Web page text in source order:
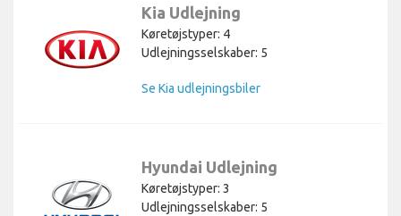
Kia Udlejning
Køretøjstyper: 4
Udlejningsselskaber: 5
Se Kia udlejningsbiler
Hyundai Udlejning
Køretøjstyper: 3
Udlejningsselskaber: 5